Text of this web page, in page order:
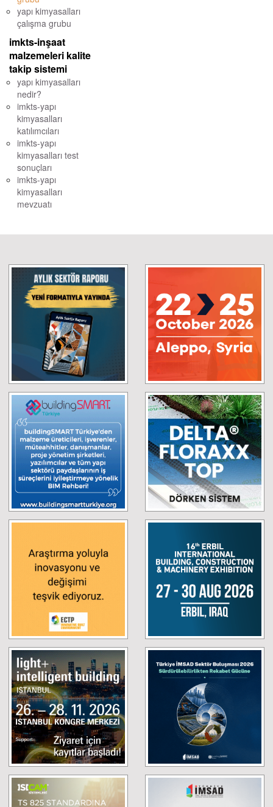
yapı kimyasalları
çalışma grubu
imkts-inşaat
malzemeleri kalite
takip sistemi
yapı kimyasalları
nedir?
imkts-yapı
kimyasalları
katılımcıları
imkts-yapı
kimyasalları test
sonuçları
imkts-yapı
kimyasalları
mevzuatı